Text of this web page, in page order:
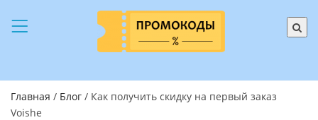
Главная / Блог / Как получить скидку на первый заказ
Voishe